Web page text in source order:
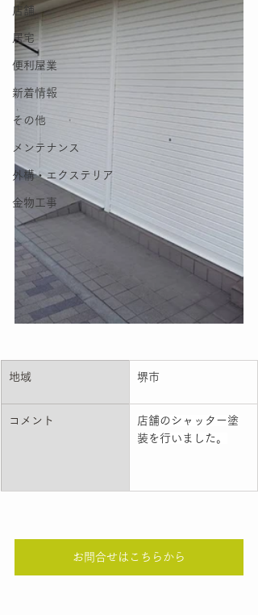
店舗
居宅
便利屋業
新着情報
その他
メンテナンス
外構・エクステリア
金物工事
地域 堺市
コメント
店舗のシャッター塗
装を行いました。
お問合せはこちらから